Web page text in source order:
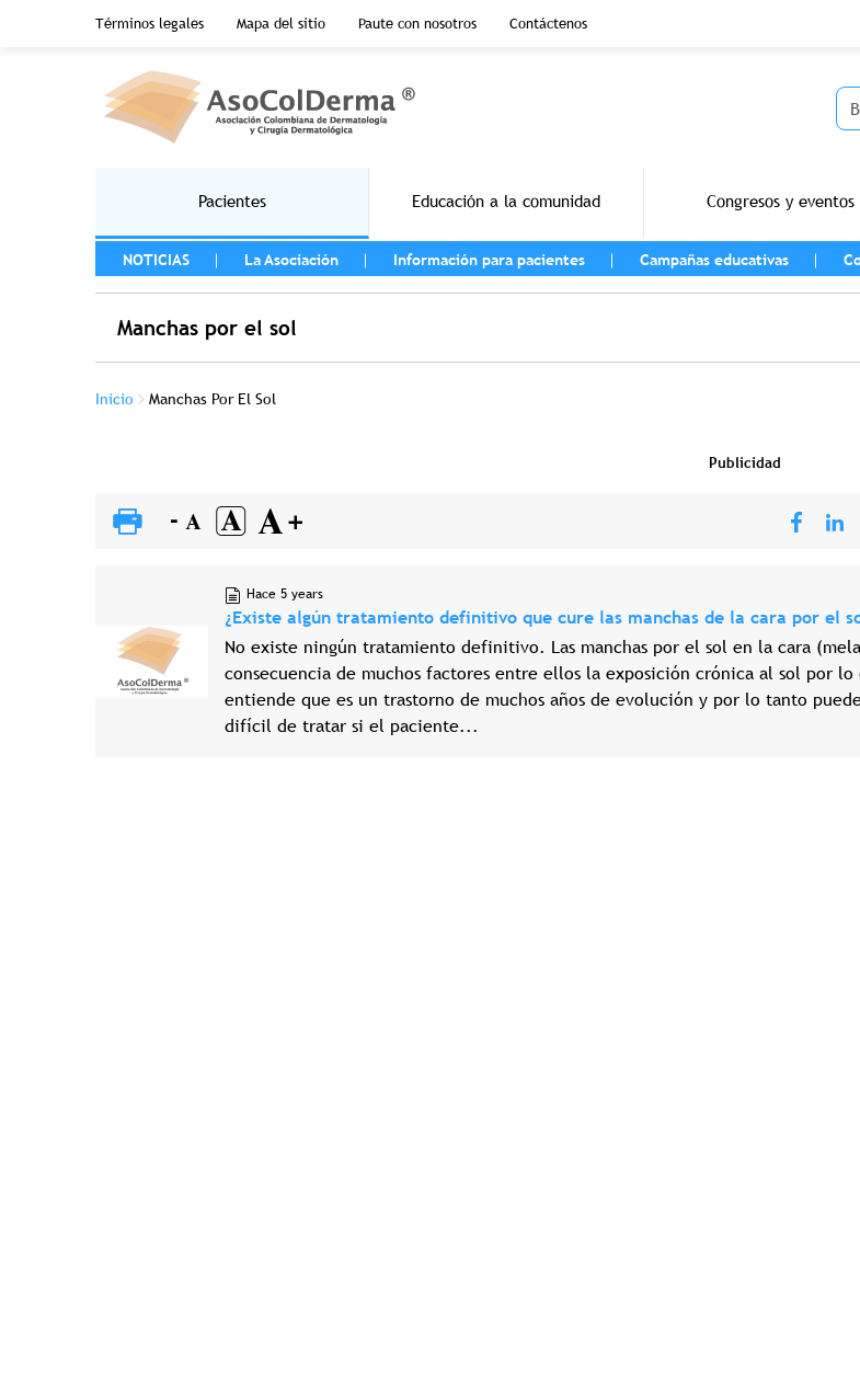
Pasar al contenido principal
Términos legales
Mapa del sitio Paute con nosotros Contáctenos
Pacientes Educación a la comunidad Congresos y eventos
MENU LEFT
NOTICIAS
La Asociación Información para pacientes Campañas educativas
Manchas por el sol
Sobrescribir enlaces de ayuda a la navegación
Inicio Manchas Por El Sol
Publicidad
Hace 5 years
¿Existe algún tratamiento definitivo que cure las manchas de la cara por el
No existe ningún tratamiento definitivo. Las manchas por el sol en la cara
consecuencia de muchos factores entre ellos la exposición crónica al sol por lo
entiende que es un trastorno de muchos años de evolución y por lo tanto
difícil de tratar si el paciente...